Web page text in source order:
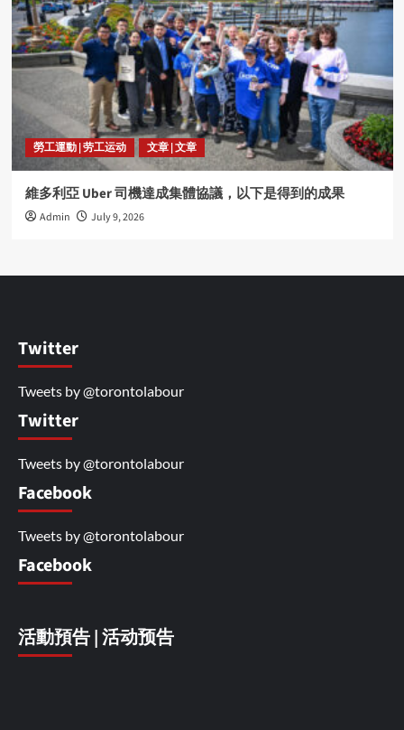
勞工運動 | 劳工运动 文章 | 文章
維多利亞 Uber 司機達成集體協議，以下是得到的成果
Admin July 9, 2026
Twitter
Tweets by @torontolabour
Twitter
Tweets by @torontolabour
Facebook
Tweets by @torontolabour
Facebook
活動預告 | 活动预告